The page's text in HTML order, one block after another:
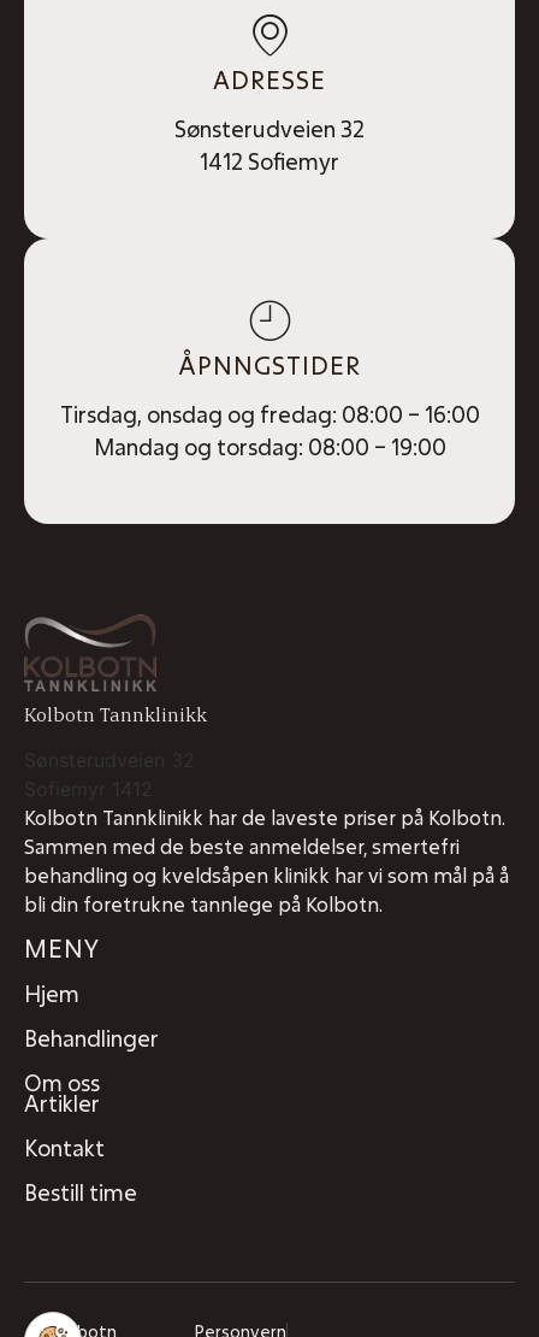
ADRESSE
Sønsterudveien 32
1412 Sofiemyr
ÅPNNGSTIDER
Tirsdag, onsdag og fredag: 08:00 – 16:00
Mandag og torsdag: 08:00 – 19:00
Kolbotn Tannklinikk
Sønsterudveien 32
Sofiemyr
Kolbotn Tannklinikk har de laveste priser på Kolbotn.
Sammen med de beste anmeldelser, smertefri
behandling og kveldsåpen klinikk har vi som mål på å
bli din foretrukne tannlege på Kolbotn.
MENY
Hjem
Behandlinger
Om oss
Artikler
Kontakt
Bestill time
Kolbotn Personvern